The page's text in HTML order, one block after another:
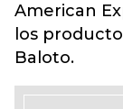
American
los
Baloto.